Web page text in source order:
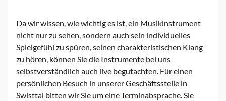
Da wir wissen, wie wichtig es ist, ein Musikinstrument
nicht nur zu sehen, sondern auch sein individuelles
Spielgefühl zu spüren, seinen charakteristischen Klang
zu hören, können Sie die Instrumente bei uns
selbstverständlich auch live begutachten. Für einen
persönlichen Besuch in unserer Geschäftsstelle in
Swisttal bitten wir Sie um eine Terminabsprache. Sie